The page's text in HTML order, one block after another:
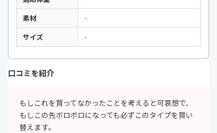
素材
-
サイズ
-
口コミを紹介
もしこれを買ってなかったことを考えると可哀想で、
もしこの先ボロボロになっても必ずこのタイプを買い
替えます。